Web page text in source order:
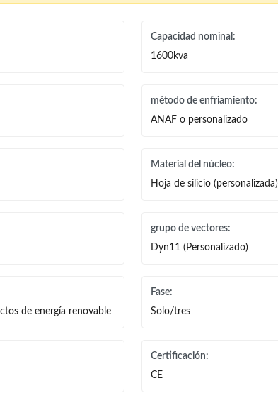
Capacidad nominal:
1600kva
método de enfriamiento:
ANAF o personalizado
Material del núcleo:
Hoja de silicio (personalizada)
grupo de vectores:
Dyn11 (Personalizado)
de energía renovable
Fase:
Solo/tres
Certificación:
CE